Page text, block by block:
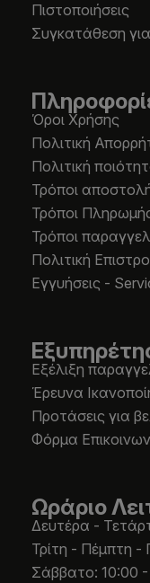
Πιστοποιήσεις
Συγκατάθεση
Όροι Χρήσης
Πολιτική
Πολιτική
Τρόποι
Τρόποι
Τρόποι
Πολιτική
Εγγυήσεις -
Εξέλιξη
Έρευνα
Προτάσεις για
Φόρμα
Ωράριο
Δευτέρα -
Τρίτη - Πέμπτη
Σάββατο: 10:00 -